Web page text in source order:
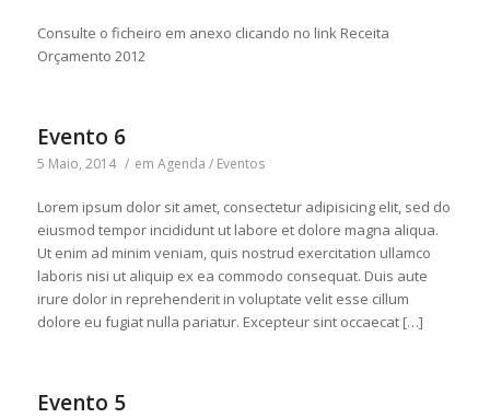
Consulte o ficheiro em anexo clicando no link Receita
Orçamento 2012
Evento 6
5 Maio, 2014 / em Agenda / Eventos
Lorem ipsum dolor sit amet, consectetur adipisicing elit, sed do
eiusmod tempor incididunt ut labore et dolore magna aliqua.
Ut enim ad minim veniam, quis nostrud exercitation ullamco
laboris nisi ut aliquip ex ea commodo consequat. Duis aute
irure dolor in reprehenderit in voluptate velit esse cillum
dolore eu fugiat nulla pariatur. Excepteur sint occaecat […]
Evento 5